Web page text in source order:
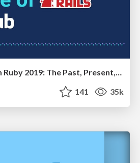
RailsConf & Balkan Ruby 2019: The Past, Present, and Future of Rails at GitHub
141 35k